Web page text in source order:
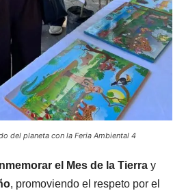
del planeta con la Feria Ambiental 4
el Mes de la Tierra y
, promoviendo el respeto por el